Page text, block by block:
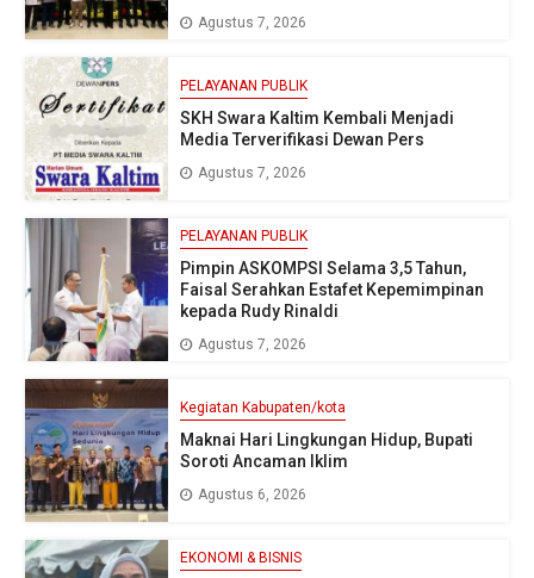
Agustus 7, 2026
PELAYANAN PUBLIK
SKH Swara Kaltim Kembali Menjadi
Media Terverifikasi Dewan Pers
Agustus 7, 2026
PELAYANAN PUBLIK
Pimpin ASKOMPSI Selama 3,5 Tahun,
Faisal Serahkan Estafet Kepemimpinan
kepada Rudy Rinaldi
Agustus 7, 2026
Kegiatan Kabupaten/kota
Maknai Hari Lingkungan Hidup, Bupati
Soroti Ancaman Iklim
Agustus 6, 2026
EKONOMI & BISNIS